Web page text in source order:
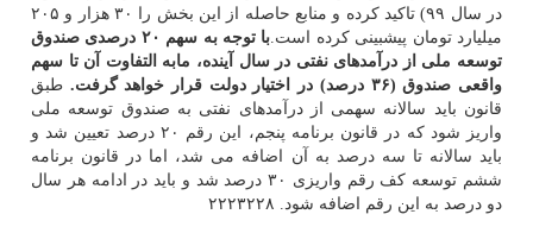
در سال ۹۹) تاكید كرده و منابع حاصله از این بخش را ۳۰ هزار و ۲۰۵
میلیارد تومان پیشبینی كرده است.
با توجه به سهم ۲۰ درصدی صندوق
توسعه ملی از درآمدهای نفتی در سال آینده، مابه التفاوت آن تا سهم
واقعی صندوق (۳۶ درصد) در اختیار دولت قرار خواهد گرفت.
طبق
قانون باید سالانه سهمی از درآمدهای نفتی به صندوق توسعه ملی
واریز شود كه در قانون برنامه پنجم، این رقم ۲۰ درصد تعیین شد و
باید سالانه تا سه درصد به آن اضافه می شد، اما در قانون برنامه
ششم توسعه كف رقم واریزی ۳۰ درصد شد و باید در ادامه هر سال
دو درصد به این رقم اضافه شود. ۲۲۲۳۲۲۸